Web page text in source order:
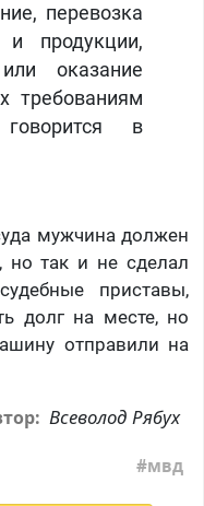
перевозка
продукции,
оказание
требованиям
в
мужчина должен
но так и не сделал
приставы,
долг на месте, но
отправили на
Всеволод Рябух
мвд